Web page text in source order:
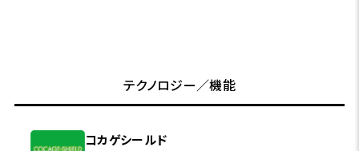
テクノロジー／機能
コカゲシールド